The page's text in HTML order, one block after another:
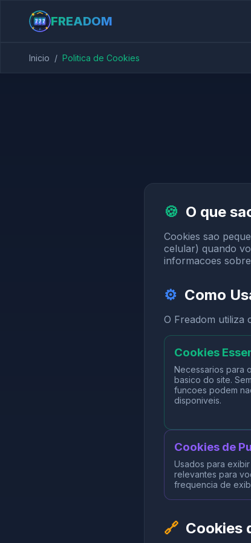
FREADOM
Inicio / Politica de Cookies
🍪 O que
Cookies sao
celular) quando
informacoes
⚙️ Como
O Freadom utiliza
Cookies
Necessarios para
basico do site.
funcoes podem
disponiveis.
Cookies de
Usados para
relevantes para
frequencia de
🔗 Cookies